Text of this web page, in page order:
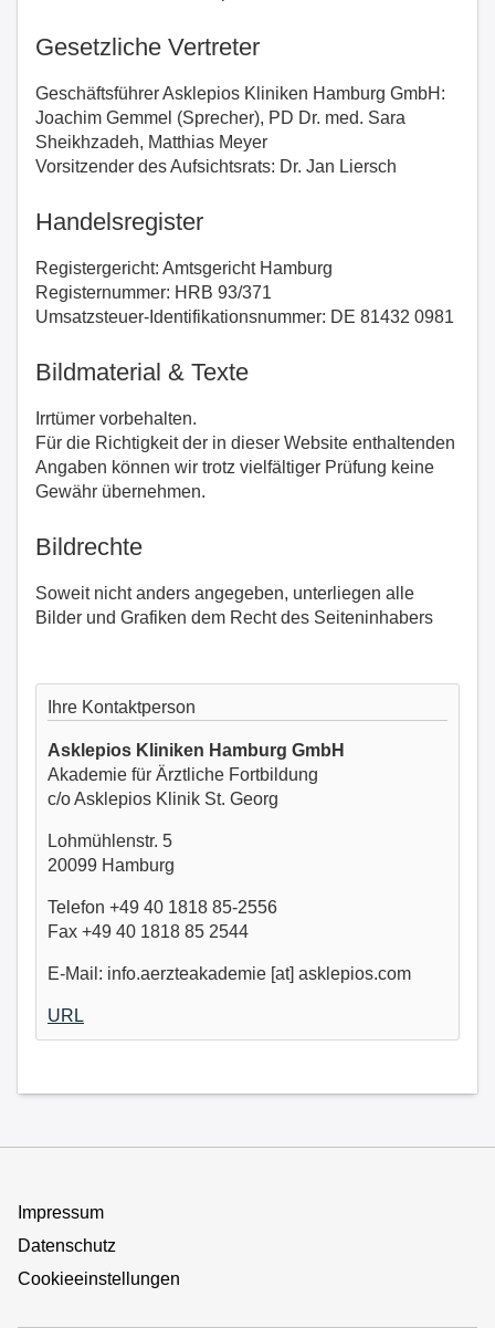
Gesetzliche Vertreter
Geschäftsführer Asklepios Kliniken Hamburg GmbH:
Joachim Gemmel (Sprecher), PD Dr. med. Sara
Sheikhzadeh, Matthias Meyer
Vorsitzender des Aufsichtsrats: Dr. Jan Liersch
Handelsregister
Registergericht: Amtsgericht Hamburg
Registernummer: HRB 93/371
Umsatzsteuer-Identifikationsnummer: DE 81432 0981
Bildmaterial & Texte
Irrtümer vorbehalten.
Für die Richtigkeit der in dieser Website enthaltenden
Angaben können wir trotz vielfältiger Prüfung keine
Gewähr übernehmen.
Bildrechte
Soweit nicht anders angegeben, unterliegen alle
Bilder und Grafiken dem Recht des Seiteninhabers
Ihre Kontaktperson
Asklepios Kliniken Hamburg GmbH
Akademie für Ärztliche Fortbildung
c/o Asklepios Klinik St. Georg
Lohmühlenstr. 5
20099 Hamburg
Telefon +49 40 1818 85-2556
Fax +49 40 1818 85 2544
E-Mail: info.aerzteakademie [at] asklepios.com
URL
Impressum
Datenschutz
Cookieeinstellungen